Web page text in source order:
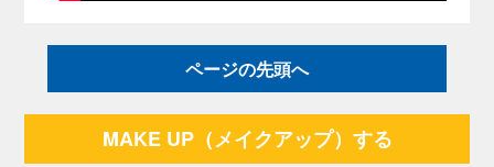
ページの先頭へ
MAKE UP（メイクアップ）する